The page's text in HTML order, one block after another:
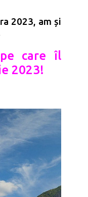
2023, am și
care îl
2023!